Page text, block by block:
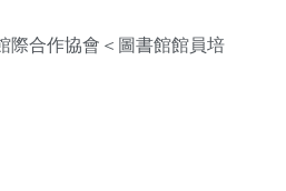
際合作協會＜圖書館館員培